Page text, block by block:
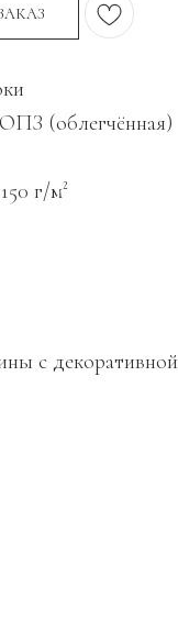
(облегчённая)
г/м²
с декоративной